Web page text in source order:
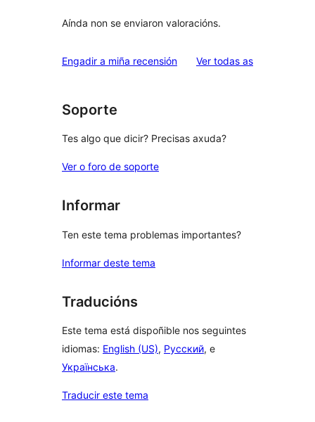
Aínda non se enviaron valoracións.
Engadir a miña recensión Ver todas asvaloracións
Soporte
Tes algo que dicir? Precisas axuda?
Ver o foro de soporte
Informar
Ten este tema problemas importantes?
Informar deste tema
Traducións
Este tema está dispoñible nos seguintes
idiomas: English (US), Русский, e
Українська.
Traducir este tema